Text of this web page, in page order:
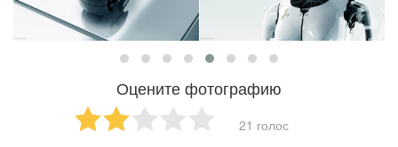
Оцените фотографию
21 голос